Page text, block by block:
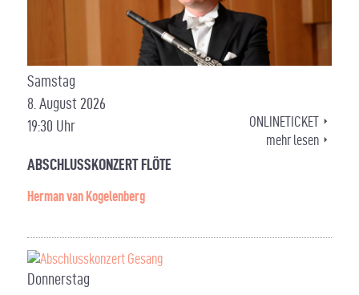
Samstag
8. August 2026
19:30 Uhr
ABSCHLUSSKONZERT FLÖTE
Herman van Kogelenberg
ONLINETICKET
mehr lesen
Donnerstag